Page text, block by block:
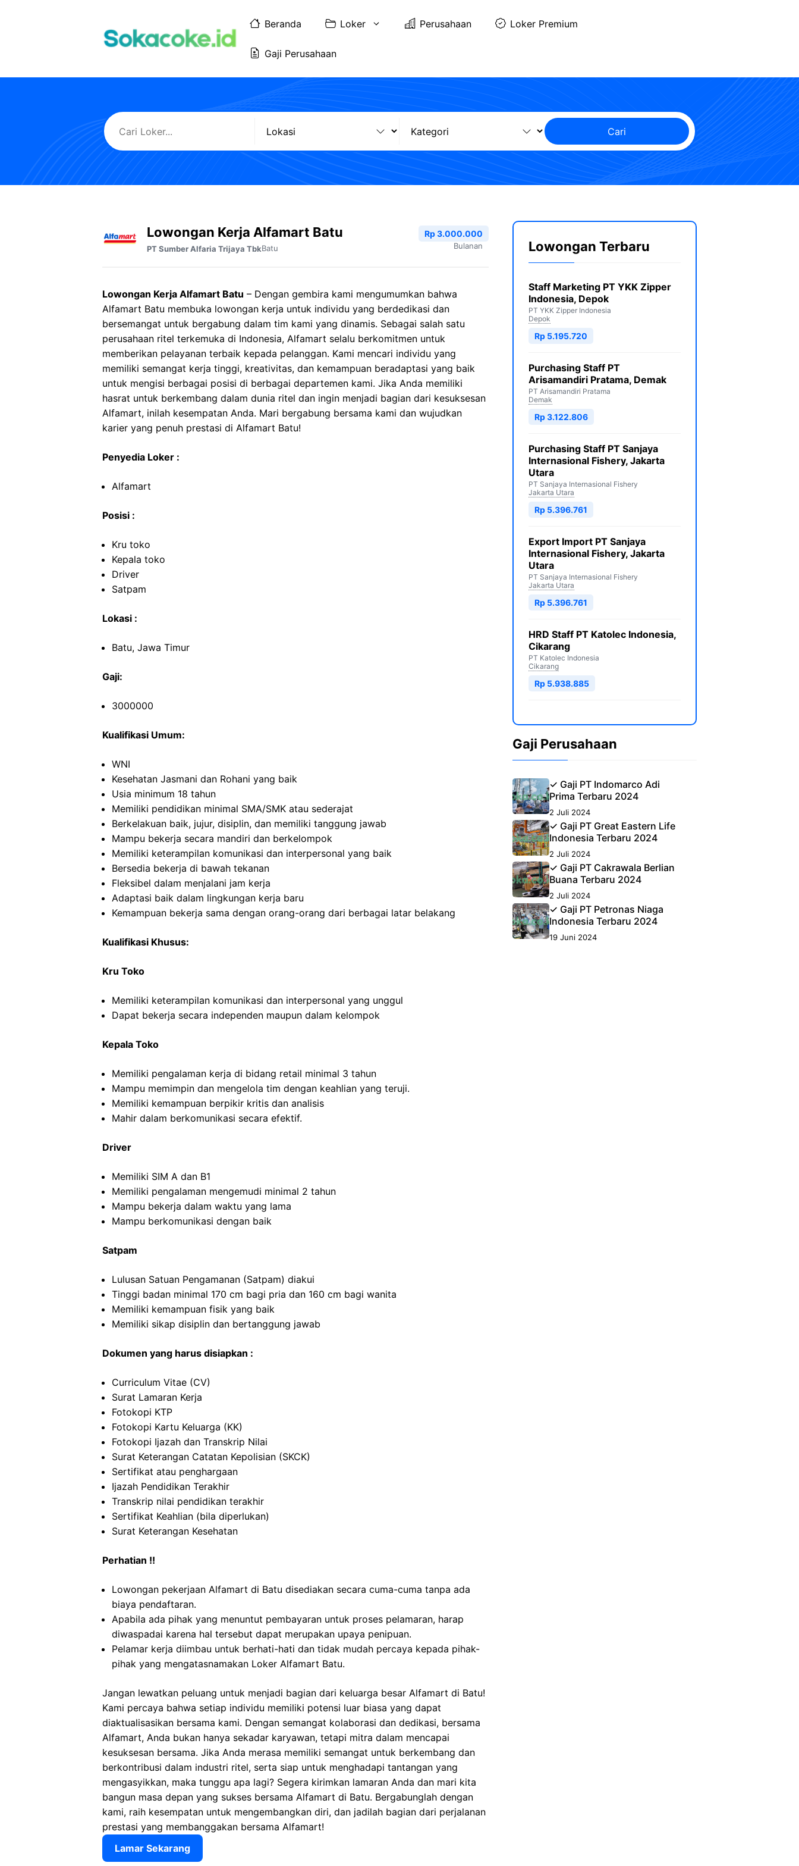
Beranda Loker Perusahaan Loker Premium
Gaji Perusahaan
Cari
Lowongan Kerja Alfamart Batu
PT Sumber Alfaria Trijaya TbkBatu
Rp 3.000.000
Bulanan
Lowongan Kerja Alfamart Batu – Dengan gembira kami mengumumkan bahwa
Alfamart Batu membuka lowongan kerja untuk individu yang berdedikasi dan
bersemangat untuk bergabung dalam tim kami yang dinamis. Sebagai salah satu
perusahaan ritel terkemuka di Indonesia, Alfamart selalu berkomitmen untuk
memberikan pelayanan terbaik kepada pelanggan. Kami mencari individu yang
memiliki semangat kerja tinggi, kreativitas, dan kemampuan beradaptasi yang baik
untuk mengisi berbagai posisi di berbagai departemen kami. Jika Anda memiliki
hasrat untuk berkembang dalam dunia ritel dan ingin menjadi bagian dari kesuksesan
Alfamart, inilah kesempatan Anda. Mari bergabung bersama kami dan wujudkan
karier yang penuh prestasi di Alfamart Batu!
Penyedia Loker :
Alfamart
Posisi :
Kru toko
Kepala toko
Driver
Satpam
Lokasi :
Batu, Jawa Timur
Gaji:
3000000
Kualifikasi Umum:
WNI
Kesehatan Jasmani dan Rohani yang baik
Usia minimum 18 tahun
Memiliki pendidikan minimal SMA/SMK atau sederajat
Berkelakuan baik, jujur, disiplin, dan memiliki tanggung jawab
Mampu bekerja secara mandiri dan berkelompok
Memiliki keterampilan komunikasi dan interpersonal yang baik
Bersedia bekerja di bawah tekanan
Fleksibel dalam menjalani jam kerja
Adaptasi baik dalam lingkungan kerja baru
Kemampuan bekerja sama dengan orang-orang dari berbagai latar belakang
Kualifikasi Khusus:
Kru Toko
Memiliki keterampilan komunikasi dan interpersonal yang unggul
Dapat bekerja secara independen maupun dalam kelompok
Kepala Toko
Memiliki pengalaman kerja di bidang retail minimal 3 tahun
Mampu memimpin dan mengelola tim dengan keahlian yang teruji.
Memiliki kemampuan berpikir kritis dan analisis
Mahir dalam berkomunikasi secara efektif.
Driver
Memiliki SIM A dan B1
Memiliki pengalaman mengemudi minimal 2 tahun
Mampu bekerja dalam waktu yang lama
Mampu berkomunikasi dengan baik
Satpam
Lulusan Satuan Pengamanan (Satpam) diakui
Tinggi badan minimal 170 cm bagi pria dan 160 cm bagi wanita
Memiliki kemampuan fisik yang baik
Memiliki sikap disiplin dan bertanggung jawab
Dokumen yang harus disiapkan :
Curriculum Vitae (CV)
Surat Lamaran Kerja
Fotokopi KTP
Fotokopi Kartu Keluarga (KK)
Fotokopi Ijazah dan Transkrip Nilai
Surat Keterangan Catatan Kepolisian (SKCK)
Sertifikat atau penghargaan
Ijazah Pendidikan Terakhir
Transkrip nilai pendidikan terakhir
Sertifikat Keahlian (bila diperlukan)
Surat Keterangan Kesehatan
Perhatian !!
Lowongan pekerjaan Alfamart di Batu disediakan secara cuma-cuma tanpa ada
biaya pendaftaran.
Apabila ada pihak yang menuntut pembayaran untuk proses pelamaran, harap
diwaspadai karena hal tersebut dapat merupakan upaya penipuan.
Pelamar kerja diimbau untuk berhati-hati dan tidak mudah percaya kepada pihak-
pihak yang mengatasnamakan Loker Alfamart Batu.
Jangan lewatkan peluang untuk menjadi bagian dari keluarga besar Alfamart di Batu!
Kami percaya bahwa setiap individu memiliki potensi luar biasa yang dapat
diaktualisasikan bersama kami. Dengan semangat kolaborasi dan dedikasi, bersama
Alfamart, Anda bukan hanya sekadar karyawan, tetapi mitra dalam mencapai
kesuksesan bersama. Jika Anda merasa memiliki semangat untuk berkembang dan
berkontribusi dalam industri ritel, serta siap untuk menghadapi tantangan yang
mengasyikkan, maka tunggu apa lagi? Segera kirimkan lamaran Anda dan mari kita
bangun masa depan yang sukses bersama Alfamart di Batu. Bergabunglah dengan
kami, raih kesempatan untuk mengembangkan diri, dan jadilah bagian dari perjalanan
prestasi yang membanggakan bersama Alfamart!
Lamar Sekarang
Lowongan Terbaru
Staff Marketing PT YKK Zipper
Indonesia, Depok
PT YKK Zipper Indonesia
Depok
Rp 5.195.720
Purchasing Staff PT
Arisamandiri Pratama, Demak
PT Arisamandiri Pratama
Demak
Rp 3.122.806
Purchasing Staff PT Sanjaya
Internasional Fishery, Jakarta
Utara
PT Sanjaya Internasional Fishery
Jakarta Utara
Rp 5.396.761
Export Import PT Sanjaya
Internasional Fishery, Jakarta
Utara
PT Sanjaya Internasional Fishery
Jakarta Utara
Rp 5.396.761
HRD Staff PT Katolec Indonesia,
Cikarang
PT Katolec Indonesia
Cikarang
Rp 5.938.885
Gaji Perusahaan
✓ Gaji PT Indomarco Adi
Prima Terbaru 2024
2 Juli 2024
✓ Gaji PT Great Eastern Life
Indonesia Terbaru 2024
2 Juli 2024
✓ Gaji PT Cakrawala Berlian
Buana Terbaru 2024
2 Juli 2024
✓ Gaji PT Petronas Niaga
Indonesia Terbaru 2024
19 Juni 2024